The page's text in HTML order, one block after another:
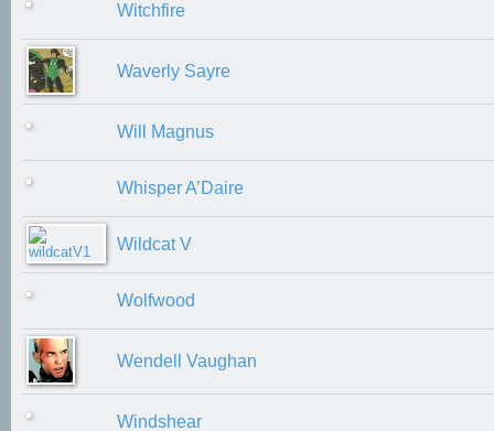
Witchfire
Waverly Sayre
Will Magnus
Whisper A’Daire
Wildcat V
Wolfwood
Wendell Vaughan
Windshear